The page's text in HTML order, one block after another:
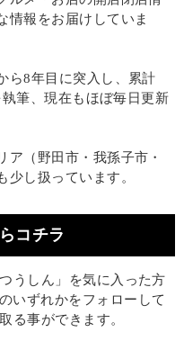
情報をお届けしていま
ら8年目に突入し、累計
筆、現在もほぼ毎日更新
ア（野田市・我孫子市・
少し扱っています。
コチラ
うしん」を気に入った方
いずれかをフォローして
る事ができます。